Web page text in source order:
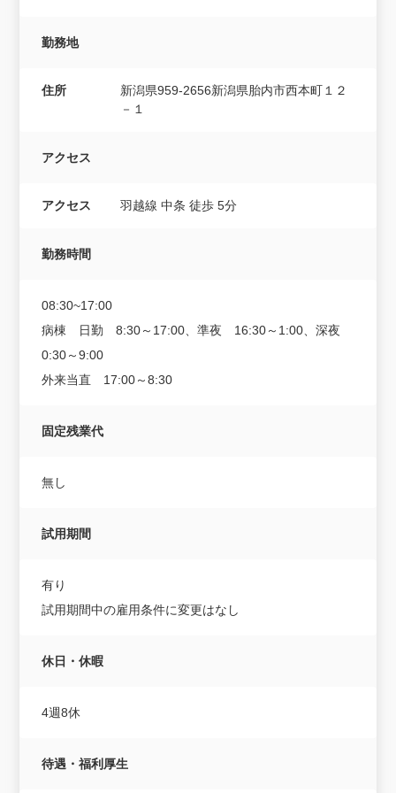
勤務地
住所
新潟県959-2656新潟県胎内市西本町１２
－１
アクセス
アクセス 羽越線 中条 徒歩 5分
勤務時間
08:30~17:00
病棟 日勤 8:30～17:00、準夜 16:30～1:00、深夜
0:30～9:00
外来当直 17:00～8:30
固定残業代
無し
試用期間
有り
試用期間中の雇用条件に変更はなし
休日・休暇
4週8休
待遇・福利厚生